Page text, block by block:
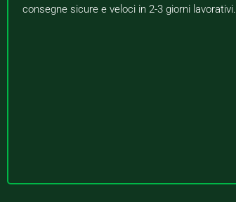
consegne sicure e veloci in 2-3 giorni lavorativi.